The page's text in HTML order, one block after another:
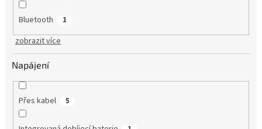
Bluetooth 1
zobrazit více
Napájení
Přes kabel 5